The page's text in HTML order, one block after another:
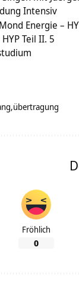
Intensiv
Energie –
Teil II. 5
übertragung
Fröhlich
0